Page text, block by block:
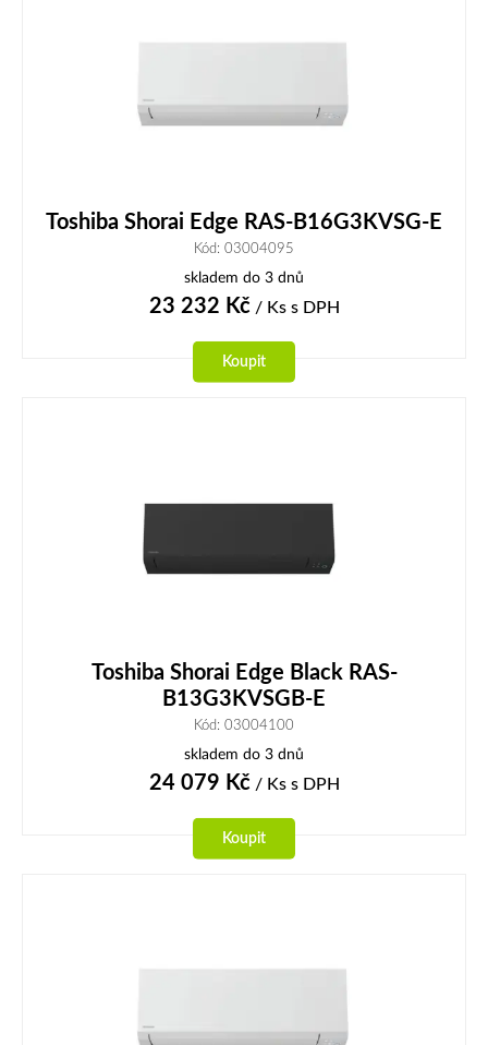
Toshiba Shorai Edge RAS-B16G3KVSG-E
Kód: 03004095
skladem do 3 dnů
23 232 Kč/ Ks s DPH
Koupit
Toshiba Shorai Edge Black RAS-
B13G3KVSGB-E
Kód: 03004100
skladem do 3 dnů
24 079 Kč/ Ks s DPH
Koupit